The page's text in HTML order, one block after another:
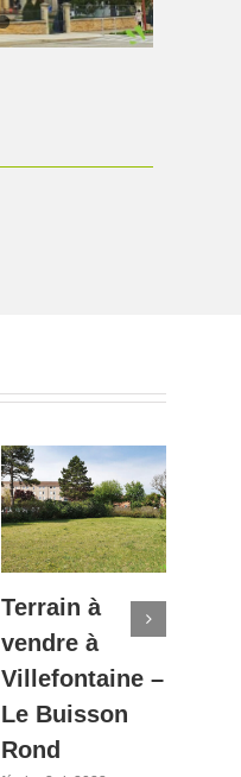
Terrain à
vendre à
Villefontaine –
Le Buisson
Rond